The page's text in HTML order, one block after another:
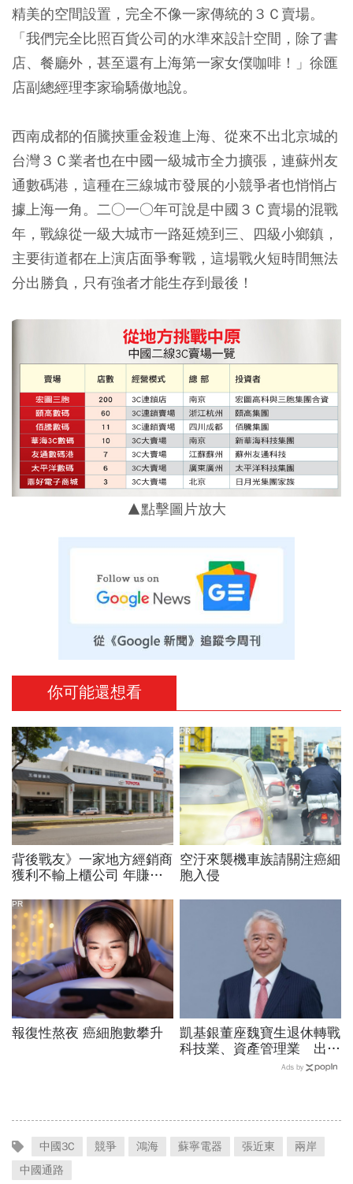
精美的空間設置，完全不像一家傳統的３Ｃ賣場。
「我們完全比照百貨公司的水準來設計空間，除了書
店、餐廳外，甚至還有上海第一家女僕咖啡！」徐匯
店副總經理李家瑜驕傲地說。
西南成都的佰騰挾重金殺進上海、從來不出北京城的
台灣３Ｃ業者也在中國一級城市全力擴張，連蘇州友
通數碼港，這種在三線城市發展的小競爭者也悄悄占
據上海一角。二○一○年可說是中國３Ｃ賣場的混戰
年，戰線從一級大城市一路延燒到三、四級小鄉鎮，
主要街道都在上演店面爭奪戰，這場戰火短時間無法
分出勝負，只有強者才能生存到最後！
▲點擊圖片放大
你可能還想看
背後戰友》一家地方經銷商
獲利不輸上櫃公司 年賺一
驚人財力
空汙來襲機車族請關注癌細
胞入侵
PR
報復性熬夜 癌細胞數攀升
PR
凱基銀董座魏寶生退休轉戰
科技業、資產管理業 出任
富盛投顧副董事長Ads by
中國3C 競爭 鴻海 蘇寧電器 張近東
兩岸
中國通路